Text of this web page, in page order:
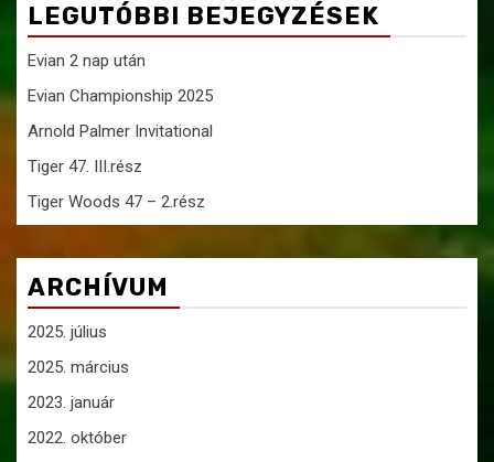
LEGUTÓBBI BEJEGYZÉSEK
Evian 2 nap után
Evian Championship 2025
Arnold Palmer Invitational
Tiger 47. III.rész
Tiger Woods 47 – 2.rész
ARCHÍVUM
2025. július
2025. március
2023. január
2022. október